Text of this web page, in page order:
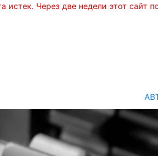
истек. Через две недели этот